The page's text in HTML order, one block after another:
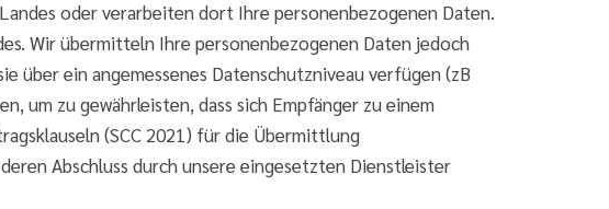
oder verarbeiten dort Ihre personenbezogenen Daten.
Wir übermitteln Ihre personenbezogenen Daten jedoch
über ein angemessenes Datenschutzniveau verfügen (zB
um zu gewährleisten, dass sich Empfänger zu einem
(SCC 2021) für die Übermittlung
Abschluss durch unsere eingesetzten Dienstleister